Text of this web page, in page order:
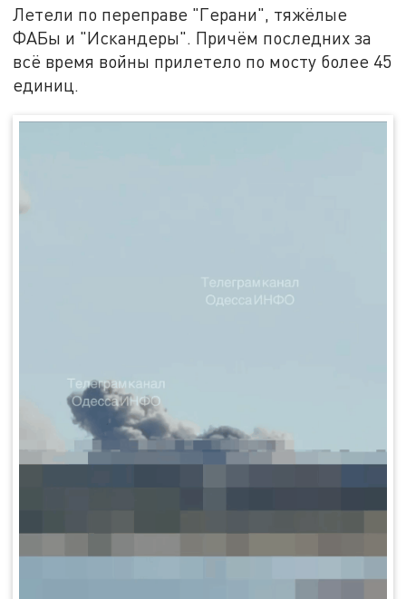
Летели по переправе "Герани", тяжёлые
ФАБы и "Искандеры". Причём последних за
всё время войны прилетело по мосту более 45
единиц.